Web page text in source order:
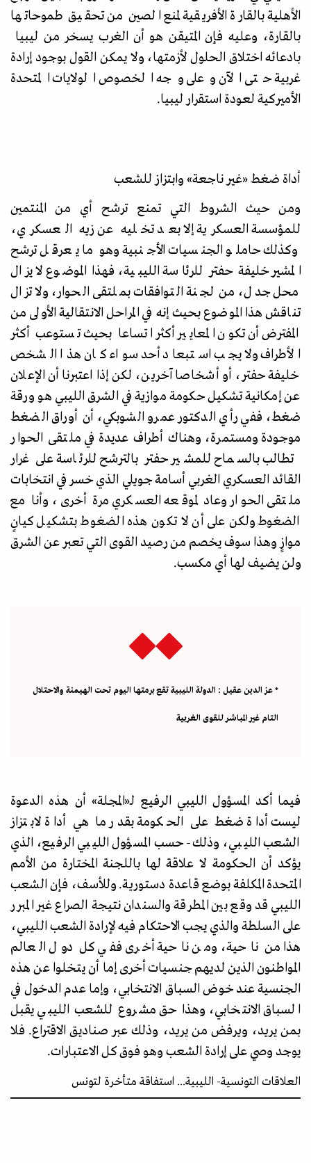
الأهلية بالقارة الأفريقية لمنع الصين من تحقيق طموحاتها
بالقارة، وعليه فإن المتيقن هو أن الغرب يسخر من ليبيا
بادعائه اختلاق الحلول لأزمتها، ولا يمكن القول بوجود إرادة
غربية حتى الآن وعلى وجه الخصوص الولايات المتحدة
الأميركية لعودة استقرار ليبيا.
أداة ضغط«غير ناجعة» وابتزاز للشعب
ومن حيث الشروط التي تمنع ترشح أي من المنتمين
للمؤسسة العسكرية إلا بعد تخليه عن زيه العسكري،
وكذلك حاملو الجنسيات الأجنبية وهو ما يعرقل ترشح
المشير خليفة حفتر للرئاسة الليبية، فهذا الموضوع لا يزال
محل جدل، من لجنة التوافقات بملتقى الحوار، ولا تزال
تناقش هذا الموضوع بحيث إنه في المراحل الانتقالية الأولى من
المفترض أن تكون المعايير أكثر اتساعا بحيث تستوعب أكثر
الأطراف ولا يجب استبعاد أحد سواء كان هذا الشخص
خليفة حفتر، أو أشخاصا آخرين، لكن إذا اعتبرنا أن الإعلان
عن إمكانية تشكيل حكومة موازية في الشرق الليبي هو ورقة
ضغط، ففي رأي الدكتور عمرو الشوبكي، أن أوراق الضغط
موجودة ومستمرة، وهناك أطراف عديدة في ملتقى الحوار
تطالب بالسماح للمشير حفتر بالترشح للرئاسة على غرار
القائد العسكري الغربي أسامة جويلي الذي خسر في انتخابات
ملتقى الحوار وعاد لموقعه العسكري مرة أخرى، وأنا مع
الضغوط ولكن على أن لا تكون هذه الضغوط بتشكيل كيانٍ
موازٍ وهذا سوف يخصم من رصيد القوى التي تعبر عن الشرق
ولن يضيف لها أي مكسب.
* عز الدينعقيل : الدولة الليبية تقع برمتها اليوم تحت الهيمنة والاحتلال
التام غير المباشر للقوى الغربية
فيما أكد المسؤول الليبي الرفيع لـ«المجلة»أن هذه الدعوة
ليست أداة ضغط على الحكومة بقدر ما هي أداة لابتزاز
الشعب الليبي، وذلك- حسب المسؤول الليبي الرفيع، الذي
يؤكد أن الحكومة لا علاقة لها باللجنة المختارة من الأمم
المتحدة المكلفة بوضع قاعدة دستورية. وللأسف، فإن الشعب
الليبي قد وقع بين المطرقة والسندان نتيجة الصراع غير المبرر
على السلطة والذي يجب الاحتكام فيه لإرادة الشعب الليبي،
هذا من ناحية، ومن ناحية أخرى ففي كل دول العالم
المواطنون الذين لديهم جنسيات أخرى إما أن يتخلوا عن هذه
الجنسية عند خوض السباق الانتخابي، وإما عدم الدخول في
السباق الانتخابي، وهذا حق مشروع للشعب الليبي يقبل
بمن يريد، ويرفض من يريد، وذلك عبر صناديق الاقتراع. فلا
يوجد وصي على إرادة الشعب وهو فوق كل الاعتبارات.
العلاقات التونسية- الليبية... استفاقة متأخرة لتونس